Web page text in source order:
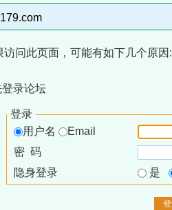
问此页面，可能有如下几个原因:
录论坛
登录
用户名
Email
密 码
隐身登录
是